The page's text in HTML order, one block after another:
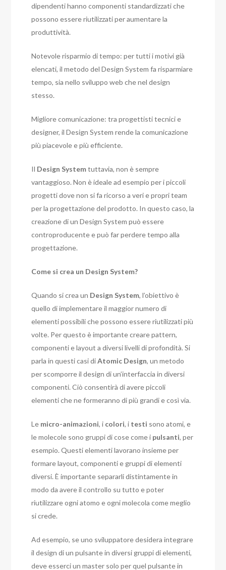
dipendenti hanno componenti standardizzati che
possono essere riutilizzati per aumentare la
produttività.
Notevole risparmio di tempo: per tutti i motivi già
elencati, il metodo del Design System fa risparmiare
tempo, sia nello sviluppo web che nel design
stesso.
Migliore comunicazione: tra progettisti tecnici e
designer, il Design System rende la comunicazione
più piacevole e più efficiente.
Il Design Systemtuttavia, non è sempre
vantaggioso. Non è ideale ad esempio per i piccoli
progetti dove non si fa ricorso a veri e propri team
per la progettazione del prodotto. In questo caso, la
creazione di un Design System può essere
controproducente e può far perdere tempo alla
progettazione.
Come si crea un Design System?
Quando si crea un Design System, l’obiettivo è
quello di implementare il maggior numero di
elementi possibili che possono essere riutilizzati più
volte. Per questo è importante creare pattern,
componenti e layout a diversi livelli di profondità. Si
parla in questi casi diAtomic Design, un metodo
per scomporre il design di un’interfaccia in diversi
componenti. Ciò consentirà di avere piccoli
elementi che ne formeranno di più grandi e così via.
Le micro-animazioni, i colori, i testi sono atomi, e
le molecole sono gruppi di cose come i pulsanti, per
esempio. Questi elementi lavorano insieme per
formare layout, componenti e gruppi di elementi
diversi. È importante separarli distintamente in
modo da avere il controllo su tutto e poter
riutilizzare ogni atomo e ogni molecola come meglio
si crede.
Ad esempio, se uno sviluppatore desidera integrare
il design di un pulsante in diversi gruppi di elementi,
deve esserci un master solo per quel pulsante in